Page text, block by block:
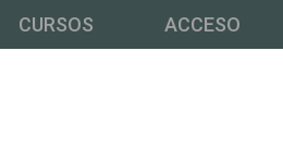
CURSOS ACCESO